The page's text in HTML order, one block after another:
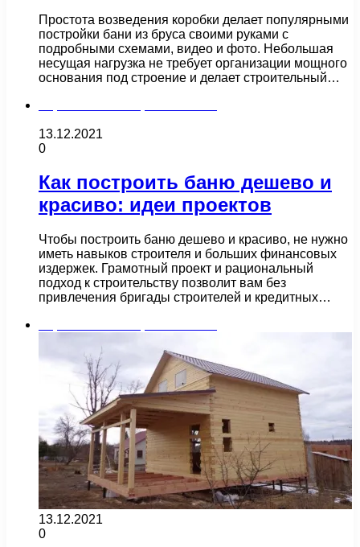
Простота возведения коробки делает популярными
постройки бани из бруса своими руками с
подробными схемами, видео и фото. Небольшая
несущая нагрузка не требует организации мощного
основания под строение и делает строительный…
13.12.2021
0
Как построить баню дешево и
красиво: идеи проектов
Чтобы построить баню дешево и красиво, не нужно
иметь навыков строителя и больших финансовых
издержек. Грамотный проект и рациональный
подход к строительству позволит вам без
привлечения бригады строителей и кредитных…
13.12.2021
0